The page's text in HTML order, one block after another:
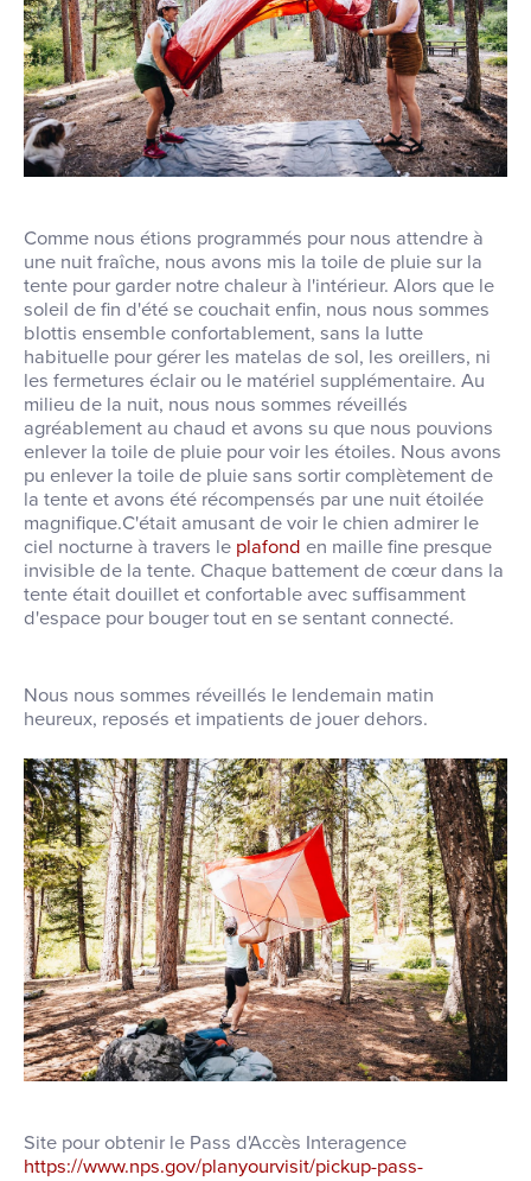
Comme nous étions programmés pour nous attendre à
une nuit fraîche, nous avons mis la toile de pluie sur la
tente pour garder notre chaleur à l'intérieur. Alors que le
soleil de fin d'été se couchait enfin, nous nous sommes
blottis ensemble confortablement, sans la lutte
habituelle pour gérer les matelas de sol, les oreillers, ni
les fermetures éclair ou le matériel supplémentaire. Au
milieu de la nuit, nous nous sommes réveillés
agréablement au chaud et avons su que nous pouvions
enlever la toile de pluie pour voir les étoiles. Nous avons
pu enlever la toile de pluie sans sortir complètement de
la tente et avons été récompensés par une nuit étoilée
magnifique.C'était amusant de voir le chien admirer le
ciel nocturne à travers le plafond en maille fine presque
invisible de la tente. Chaque battement de cœur dans la
tente était douillet et confortable avec suffisamment
d'espace pour bouger tout en se sentant connecté.
Nous nous sommes réveillés le lendemain matin
heureux, reposés et impatients de jouer dehors.
Site pour obtenir le Pass d'Accès Interagence
https://www.nps.gov/planyourvisit/pickup-pass-